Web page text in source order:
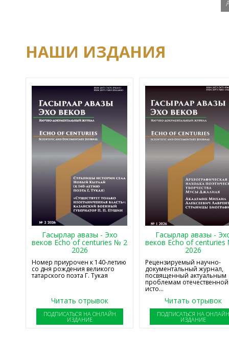
НАШИ ИЗДАНИЯ
Гасырлар авазы - Эхо
веков Echo of centuries № 2
2026
Номер приурочен к 140-летию
со дня рождения великого
татарского поэта Г. Тукая
Читать отрывок
ПОДПИСАТЬСЯ НА ОНЛАЙН
ИЗДАНИЕ
Гасырлар авазы -
веков Echo of
2026
Рецензируемый научно-
документальный журнал,
посвященный актуальным
проблемам отечественной
исто...
Читать отрывок
ПОДПИСАТЬСЯ НА
ИЗДАНИЕ